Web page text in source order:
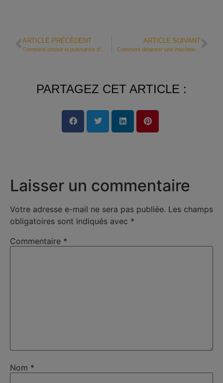
ARTICLE PRÉCÉDENT ARTICLE SUIVANT
Comment détartrer une machine à café ?
PARTAGEZ CET ARTICLE :
Laisser un commentaire
Votre adresse e-mail ne sera pas publiée. Les champs
obligatoires sont indiqués avec *
Commentaire *
Nom *